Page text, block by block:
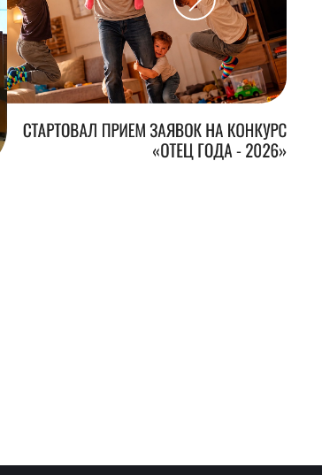
СТАРТОВАЛ ПРИЕМ ЗАЯВОК НА КОНКУРС
«ОТЕЦ ГОДА - 2026»